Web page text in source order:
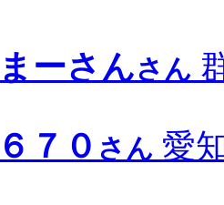
ーさんさん
７０ さん 愛